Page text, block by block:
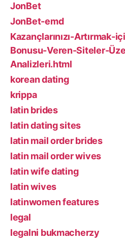
JonBet
JonBet-emd
Kazançlarınızı-
Bonusu-Veren-Siteler-
Analizleri.html
korean dating
krippa
latin brides
latin dating sites
latin mail order brides
latin mail order wives
latin wife dating
latin wives
latinwomen features
legal
legalni bukmacherzy